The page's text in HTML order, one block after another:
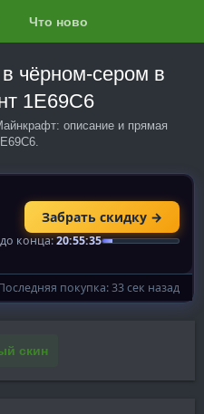
Что нового?
чёрном-сером в
1E69C6
описание и прямая
скин